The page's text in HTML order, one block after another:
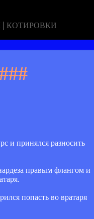
| КОТИРОВКИ
и принялся разносить
правым флангом и
попасть во вратаря